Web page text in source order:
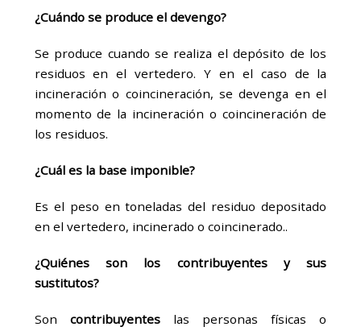
¿Cuándose produce el devengo?
Se produce cuando se realiza el depósito de los
residuos en el vertedero. Y en el caso de la
incineración o coincineración, se devenga en el
momento de la incineración o coincineración de
los residuos.
¿Cuál es la base imponible?
Es el peso en toneladas del residuo depositado
en el vertedero, incinerado o coincinerado..
¿Quiénes son los contribuyentes y sus
sustitutos?
Son contribuyentes
las personas físicas o